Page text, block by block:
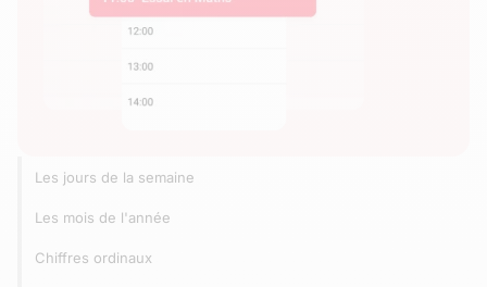
Les jours de la semaine
Les mois de l'année
Chiffres ordinaux